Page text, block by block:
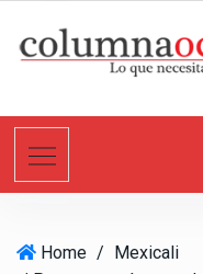
t
Home / Mexicali